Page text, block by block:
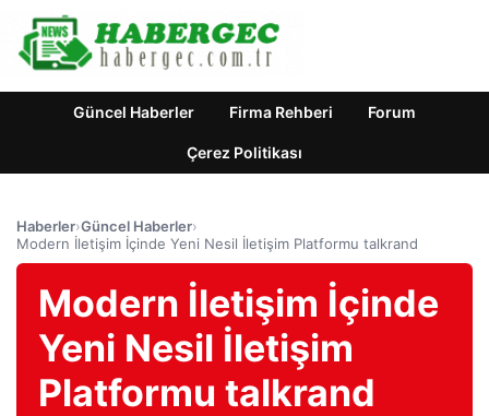
Güncel Haberler Firma Rehberi Forum
Çerez Politikası
Haberler›Güncel Haberler›
Modern İletişim İçinde Yeni Nesil İletişim Platformu talkrand
Modern İletişim İçinde
Yeni Nesil İletişim
Platformu talkrand